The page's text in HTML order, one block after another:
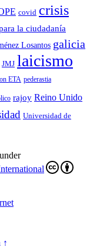
covid crisis
la ciudadaní­a
Losantos galicia
JMJ laicismo
ETA pederastia
rajoy Reino Unido
Universidad de
↑